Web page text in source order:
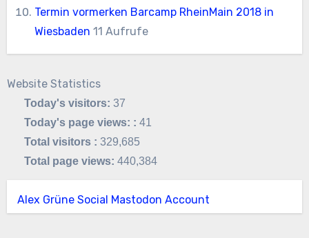
Termin vormerken Barcamp RheinMain 2018 in
Wiesbaden 11 Aufrufe
Website Statistics
Today's visitors:37
Today's page views: :41
Total visitors :329,685
Total page views:440,384
Alex Grüne Social Mastodon Account